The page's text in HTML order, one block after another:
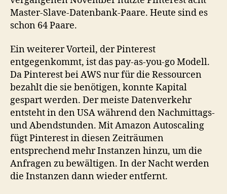
Master-Slave-Datenbank-Paare. Heute sind es
schon 64 Paare.
Ein weiterer Vorteil, der Pinterest
entgegenkommt, ist das pay-as-you-go Modell.
Da Pinterest bei AWS nur für die Ressourcen
bezahlt die sie benötigen, konnte Kapital
gespart werden. Der meiste Datenverkehr
entsteht in den USA während den Nachmittags-
und Abendstunden. Mit Amazon Autoscaling
fügt Pinterest in diesen Zeiträumen
entsprechend mehr Instanzen hinzu, um die
Anfragen zu bewältigen. In der Nacht werden
die Instanzen dann wieder entfernt.